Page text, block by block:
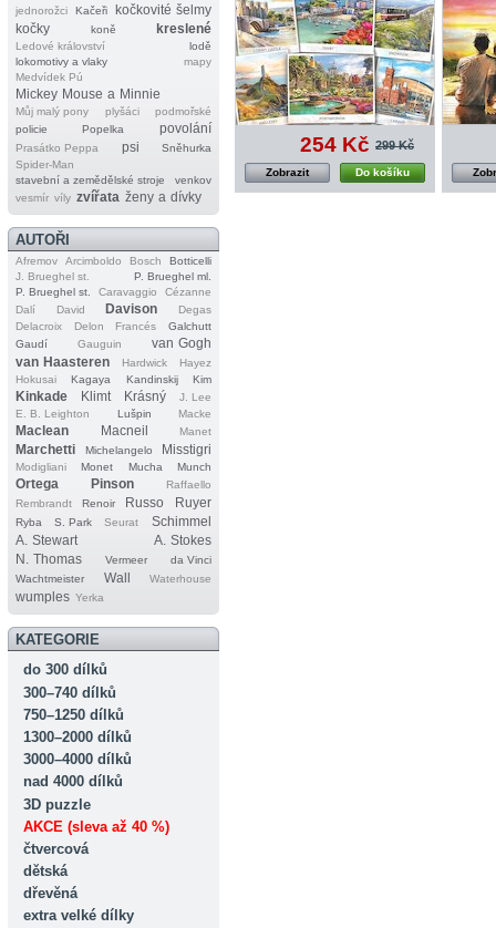
jednorožci
Kačeři
kočkovité šelmy
kočky
koně kreslené
Ledové království
lodě
lokomotivy a vlaky
mapy
Medvídek Pú
Mickey Mouse a Minnie
Můj malý pony plyšáci
podmořské
policie
Popelka povolání
Prasátko Peppa psi
Sněhurka
Spider‐Man
stavební a zemědělské stroje
venkov
vesmír víly zvířata ženy a dívky
AUTOŘI
Afremov Arcimboldo Bosch
Botticelli
J. Brueghel st.
P. Brueghel ml.
P. Brueghel st.
Caravaggio
Cézanne
Dalí
David Davison
Degas
Delacroix
Delon Francés
Galchutt
Gaudí
Gauguin
van Gogh
van Haasteren
Hardwick
Hayez
Hokusai
Kagaya Kandinskij Kim
Kinkade Klimt Krásný
J. Lee
E. B. Leighton
Lušpin Macke
Maclean Macneil Manet
Marchetti Michelangelo Misstigri
Modigliani Monet Mucha Munch
Ortega Pinson
Raffaello
Rembrandt
Renoir Russo Ruyer
Ryba S. Park Seurat
Schimmel
A. Stewart
A. Stokes
N. Thomas
Vermeer
da Vinci
Wachtmeister
Wall Waterhouse
wumples Yerka
KATEGORIE
do 300 dílků
300–740 dílků
750–1250 dílků
1300–2000 dílků
3000–4000 dílků
nad 4000 dílků
3D puzzle
AKCE (sleva až 40 %)
čtvercová
dětská
dřevěná
extra velké dílky
254 Kč 299 Kč
Do košíku
Zobrazit